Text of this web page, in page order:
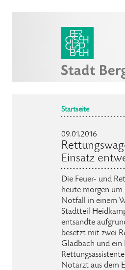
Startseite
09.01.2016
Einsatz
Die Feuer- und
heute morgen
Notfall in einem
Stadtteil
entsandte
besetzt mit zwei
Gladbach und
Notarzt aus dem